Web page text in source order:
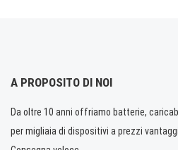
A PROPOSITO DI NOI
Da oltre 10 anni offriamo batterie,
per migliaia di dispositivi a prezzi